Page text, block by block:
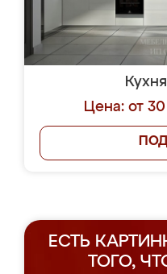
Цена: от
ЕСТЬ
ТОГО,